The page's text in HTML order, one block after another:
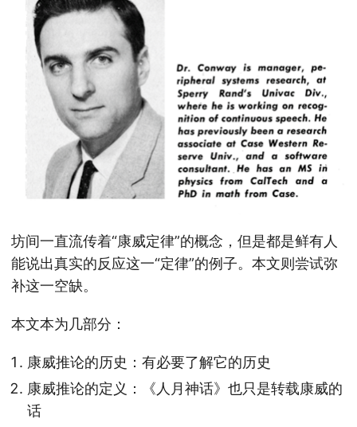
坊间一直流传着“康威定律”的概念，但是都是鲜有人
能说出真实的反应这一“定律”的例子。本文则尝试弥
补这一空缺。
本文本为几部分：
康威推论的历史：有必要了解它的历史
康威推论的定义：《人月神话》也只是转载康威的
话